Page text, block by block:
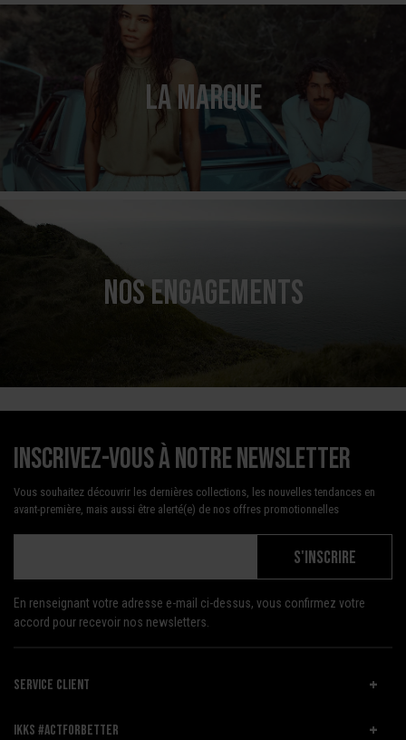
LA MARQUE
NOS ENGAGEMENTS
Inscrivez-vous à notre newsletter
Vous souhaitez découvrir les dernières collections, les nouvelles tendances en
avant-première, mais aussi être alerté(e) de nos offres promotionnelles
S'INSCRIRE
En renseignant votre adresse e-mail ci-dessus, vous confirmez votre
accord pour recevoir nos newsletters.
SERVICE CLIENT
IKKS #ACTFORBETTER